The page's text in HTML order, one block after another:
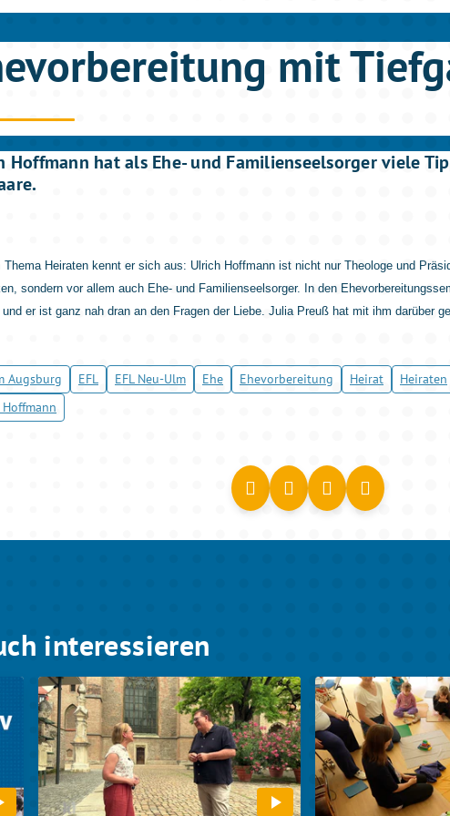
mit
Hoffmann hat als Ehe- und Familienseelsorger viele
Thema Heiraten kennt er sich aus: Ulrich Hoffmann ist nicht nur Theologe und
sondern vor allem auch Ehe- und Familienseelsorger. In den
er ist ganz nah dran an den Fragen der Liebe. Julia Preuß hat mit ihm darüber
Augsburg EFL EFL Neu-Ulm Ehe Ehevorbereitung Heirat Heiraten
interessieren